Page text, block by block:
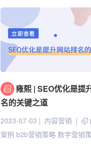
雍熙 | SEO优化是提
名的关键之道
2023-07-03 内容营销
案例 b2b营销策略 数字营销